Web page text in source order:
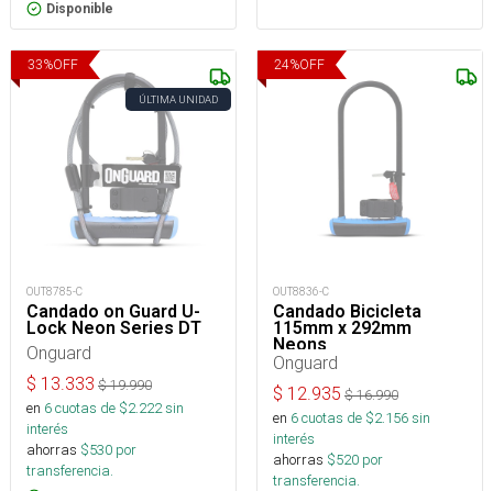
Disponible
33%OFF
ÚLTIMA UNIDAD
OUT8785-C
Candado on Guard U-
Lock Neon Series DT
Onguard
$ 13.333 $19.990
en 6cuotas de $2.222sin
interés
ahorras $530 por
transferencia.
24%OFF
OUT8836-C
Candado Bicicleta
115mm x 292mm
Neons
Onguard
$ 12.935 $16.990
en 6cuotas de $2.156sin
interés
ahorras $520 por
transferencia.